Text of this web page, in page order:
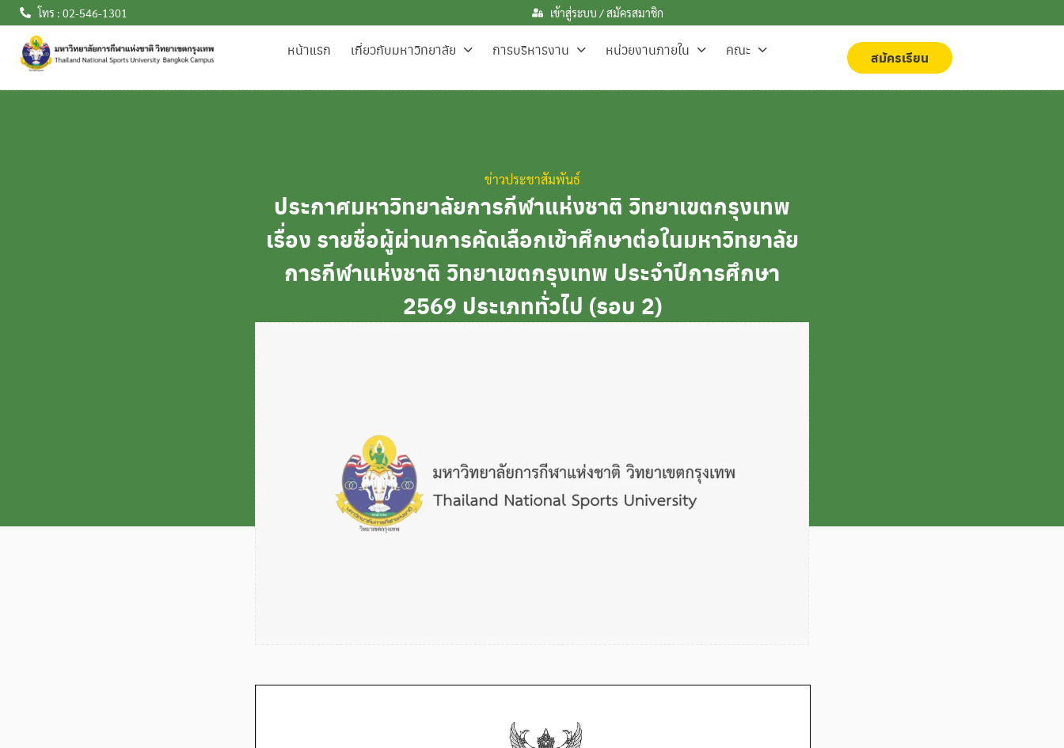
โทร : 02-546-1301 เข้าสู่ระบบ / สมัครสมาชิก
หน้าแรก เกี่ยวกับมหาวิทยาลัย การบริหารงาน หน่วยงานภายใน คณะ สมัครเรียน
ข่าวประชาสัมพันธ์
ประกาศมหาวิทยาลัยการกีฬาแห่งชาติ วิทยาเขตกรุงเทพ
เรื่อง รายชื่อผู้ผ่านการคัดเลือกเข้าศึกษาต่อในมหาวิทยาลัย
การกีฬาแห่งชาติ วิทยาเขตกรุงเทพ ประจำปีการศึกษา
2569 ประเภททั่วไป (รอบ 2)